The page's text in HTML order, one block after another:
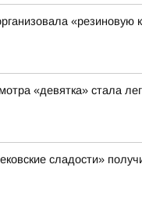
«резиновую
«девятка» стала
сладости»